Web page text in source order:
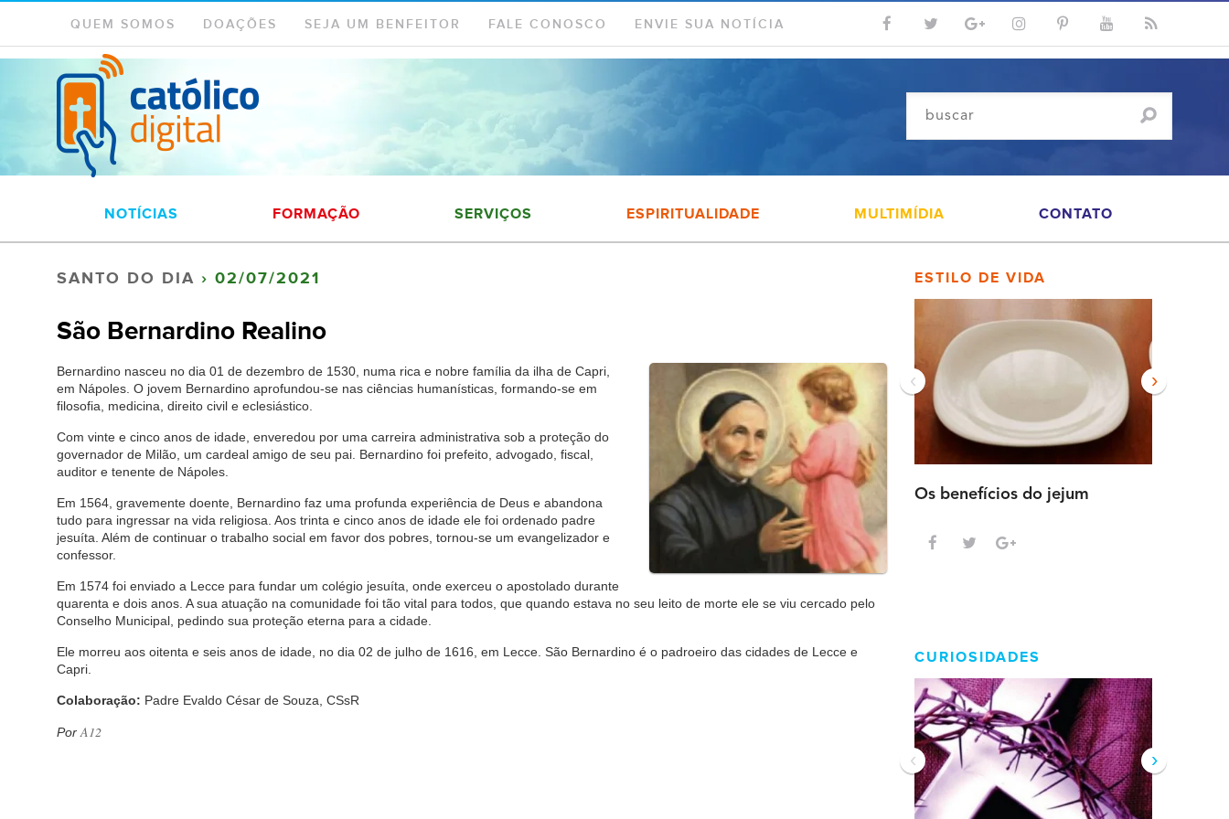
QUEM SOMOS DOAÇÕES SEJA UM BENFEITOR FALE CONOSCO ENVIE SUA NOTÍCIA
NOTÍCIAS FORMAÇÃO SERVIÇOS ESPIRITUALIDADE MULTIMÍDIA CONTATO
SANTO DO DIA › 02/07/2021
São Bernardino Realino
Bernardino nasceu no dia 01 de dezembro de 1530, numa rica e nobre família da ilha de Capri,
em Nápoles. O jovem Bernardino aprofundou-se nas ciências humanísticas, formando-se em
filosofia, medicina, direito civil e eclesiástico.
Com vinte e cinco anos de idade, enveredou por uma carreira administrativa sob a proteção do
governador de Milão, um cardeal amigo de seu pai. Bernardino foi prefeito, advogado, fiscal,
auditor e tenente de Nápoles.
Em 1564, gravemente doente, Bernardino faz uma profunda experiência de Deus e abandona
tudo para ingressar na vida religiosa. Aos trinta e cinco anos de idade ele foi ordenado padre
jesuíta. Além de continuar o trabalho social em favor dos pobres, tornou-se um evangelizador e
confessor.
Em 1574 foi enviado a Lecce para fundar um colégio jesuíta, onde exerceu o apostolado durante
quarenta e dois anos. A sua atuação na comunidade foi tão vital para todos, que quando estava no seu leito de morte ele se viu cercado pelo
Conselho Municipal, pedindo sua proteção eterna para a cidade.
Ele morreu aos oitenta e seis anos de idade, no dia 02 de julho de 1616, em Lecce. São Bernardino é o padroeiro das cidades de Lecce e
Capri.
Colaboração: Padre Evaldo César de Souza, CSsR
Por A12
ESTILO DE VIDA
Os benefícios do jejum
‹ ›
CURIOSIDADES
‹ ›